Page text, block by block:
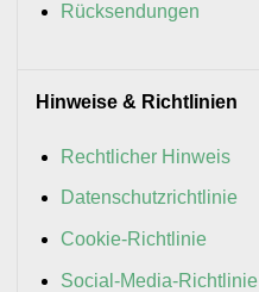
Rücksendungen
Hinweise & Richtlinien
Rechtlicher Hinweis
Datenschutzrichtlinie
Cookie-Richtlinie
Social-Media-Richtlinie